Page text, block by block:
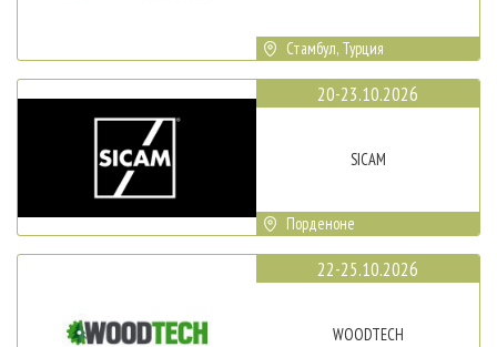
Стамбул, Турция
20-23.10.2026
SICAM
Порденоне
22-25.10.2026
WOODTECH